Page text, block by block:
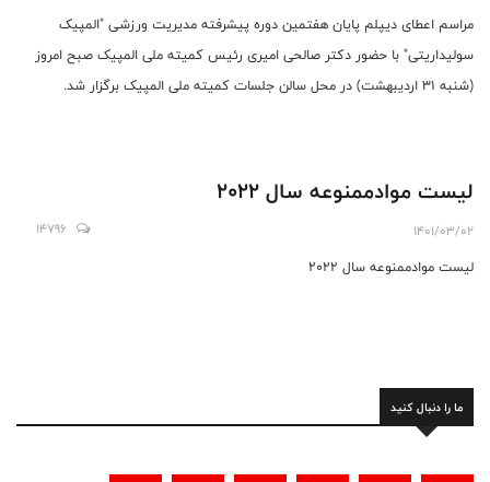
مراسم اعطای دیپلم پایان هفتمین دوره پیشرفته مدیریت ورزشی "المپیک
سولیداریتی" با حضور دکتر صالحی امیری رئیس کمیته ملی المپیک صبح امروز
(شنبه ۳۱ اردیبهشت) در محل سالن جلسات کمیته ملی المپیک برگزار شد.
لیست موادممنوعه سال 2022
1401/03/02
14796
لیست موادممنوعه سال 2022
ما را دنبال کنید